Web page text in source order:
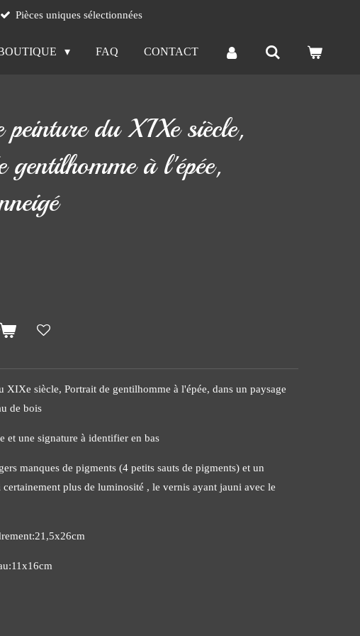
Pièces uniques sélectionnées
FAQ CONTACT
peinture du XIXe siècle,
gentilhomme à l'épée,
XIXe siècle, Portrait de gentilhomme à l'épée, dans un paysage
de bois
et une signature à identifier en bas
manques de pigments (4 petits sauts de pigments) et un
plus de luminosité , le vernis ayant jauni avec le